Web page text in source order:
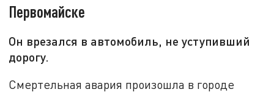
Первомайске
Он врезался в автомобиль, не уступивший
дорогу.
Смертельная авария произошла в городе